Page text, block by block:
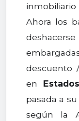
Ahora los
descuento
en
pasada a
según la